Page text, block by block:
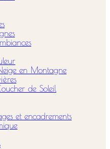
en Montagne
de Soleil
et encadrements